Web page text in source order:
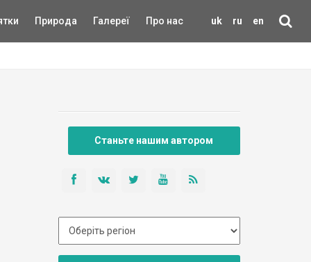
uk ru en
Природа Галереї Про нас
Станьте нашим автором